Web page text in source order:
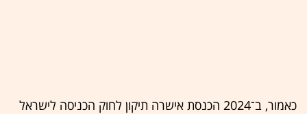
כאמור, ב־2024 הכנסת אישרה תיקון לחוק הכניסה לישראל